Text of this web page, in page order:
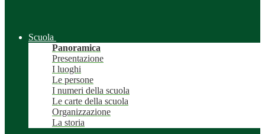
Scuola
Panoramica
Presentazione
I luoghi
Le persone
I numeri della scuola
Le carte della scuola
Organizzazione
La storia